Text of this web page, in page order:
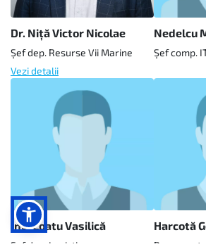
Dr. Niţă Victor Nicolae
Şef dep. Resurse Vii Marine
Vezi detalii
Nedelcu
Şef comp.
Ing. Coatu Vasilică
Şef dep. Logistic
Harcotă